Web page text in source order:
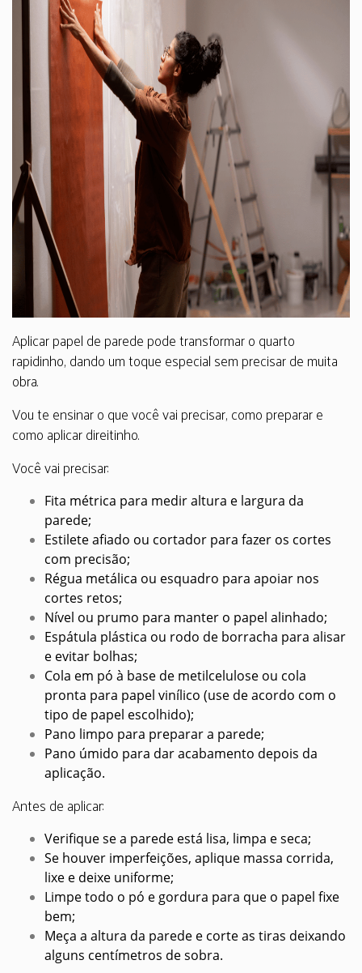
Aplicar papel de parede pode transformar o quarto
rapidinho, dando um toque especial sem precisar de muita
obra.
Vou te ensinar o que você vai precisar, como preparar e
como aplicar direitinho.
Você vai precisar:
Fita métrica para medir altura e largura da
parede;
Estilete afiado ou cortador para fazer os cortes
com precisão;
Régua metálica ou esquadro para apoiar nos
cortes retos;
Nível ou prumo para manter o papel alinhado;
Espátula plástica ou rodo de borracha para alisar
e evitar bolhas;
Cola em pó à base de metilcelulose ou cola
pronta para papel vinílico (use de acordo com o
tipo de papel escolhido);
Pano limpo para preparar a parede;
Pano úmido para dar acabamento depois da
aplicação.
Antes de aplicar:
Verifique se a parede está lisa, limpa e seca;
Se houver imperfeições, aplique massa corrida,
lixe e deixe uniforme;
Limpe todo o pó e gordura para que o papel fixe
bem;
Meça a altura da parede e corte as tiras deixando
alguns centímetros de sobra.